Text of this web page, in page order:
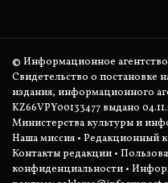
© Информационное
Свидетельство о постановке
издания, информационного
KZ66VPY00133477 выдано
Министерства культуры и
Наша миссия • Редакционный
Контакты редакции •
конфиденциальности •